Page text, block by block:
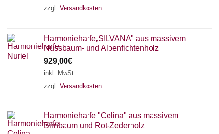
zzgl. Versandkosten
Harmonieharfe„SILVANA" aus massivem
Nussbaum- und Alpenfichtenholz
929,00€
inkl. MwSt.
zzgl. Versandkosten
Harmonieharfe "Celina" aus massivem
Birnbaum und Rot-Zederholz